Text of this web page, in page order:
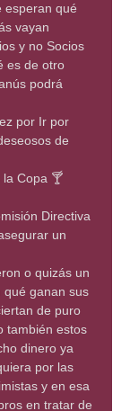
esperan qué
vayan
y no Socios
es de otro
podrá
por Ir por
de
Copa 🍸
Directiva
un
o quizás un
qué ganan sus
de puro
también estos
dinero ya
por las
y en esa
en tratar de